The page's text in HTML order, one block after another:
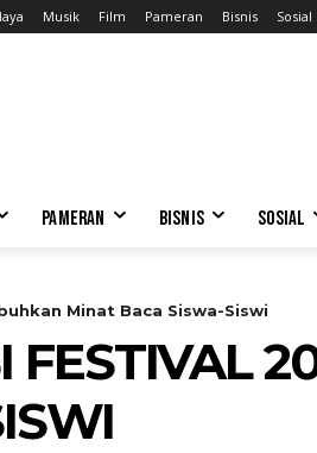
Musik Film Pameran Bisnis Sosial
PAMERAN BISNIS SOSIAL
Minat Baca Siswa-Siswi
FESTIVAL